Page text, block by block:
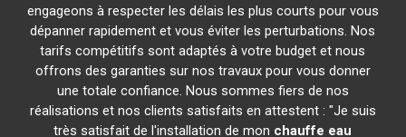
engageons à respecter les délais les plus courts pour vous
dépanner rapidement et vous éviter les perturbations. Nos
tarifs compétitifs sont adaptés à votre budget et nous
offrons des garanties sur nos travaux pour vous donner
une totale confiance. Nous sommes fiers de nos
réalisations et nos clients satisfaits en attestent : "Je suis
très satisfait de l'installation de mon chauffe eau